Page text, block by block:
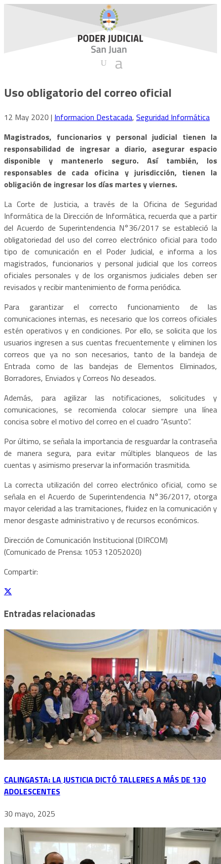
Uso obligatorio del correo oficial
12 May 2020 | Informacion Destacada, Seguridad Informática
Magistrados, funcionarios y personal judicial tienen la
responsabilidad de ingresar a diario, asegurar espacio
disponible y mantenerlo seguro. Así también, los
responsables de cada oficina y jurisdicción, tienen la
obligación de ingresar los días martes y viernes.
La Corte de Justicia, a través de la Oficina de Seguridad
Informática de la Dirección de Informática, recuerda que a partir
del Acuerdo de Superintendencia N°36/2017 se estableció la
obligatoriedad del uso del correo electrónico oficial para todo
tipo de comunicación en el Poder Judicial, e informa a los
magistrados, funcionarios y personal judicial que los correos
oficiales personales y de los organismos judiciales deben ser
revisados y recibir mantenimiento de forma periódica.
Para garantizar el correcto funcionamiento de las
comunicaciones internas, es necesario que los correos oficiales
estén operativos y en condiciones. Por ello, se solicita que los
usuarios ingresen a sus cuentas frecuentemente y eliminen los
correos que ya no son necesarios, tanto de la bandeja de
Entrada como de las bandejas de Elementos Eliminados,
Borradores, Enviados y Correos No deseados.
Además, para agilizar las notificaciones, solicitudes y
comunicaciones, se recomienda colocar siempre una línea
concisa sobre el motivo del correo en el cuadro “Asunto”.
Por último, se señala la importancia de resguardar la contraseña
de manera segura, para evitar múltiples blanqueos de las
cuentas y asimismo preservar la información trasmitida.
La correcta utilización del correo electrónico oficial, como se
señala en el Acuerdo de Superintendencia N°36/2017, otorga
mayor celeridad a las tramitaciones, fluidez en la comunicación y
menor desgaste administrativo y de recursos económicos.
Dirección de Comunicación Institucional (DIRCOM)
(Comunicado de Prensa: 1053 12052020)
Compartir:
Entradas relacionadas
CALINGASTA: LA JUSTICIA DICTÓ TALLERES A MÁS DE 130
ADOLESCENTES
30 mayo, 2025